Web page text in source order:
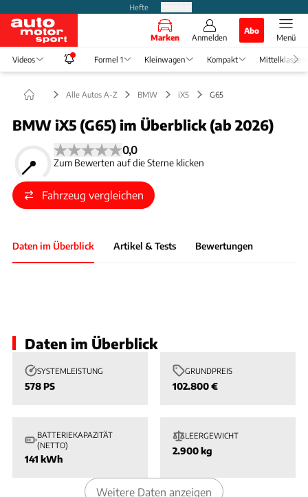
Hefte
Marken Anmelden
Abo
Menü
Videos Formel 1 Kleinwagen Kompakt Mittelklasse
Alle Autos A-Z BMW iX5 G65
BMW iX5 (G65) im Überblick (ab 2026)
0,0
Zum Bewerten auf die Sterne klicken
Fahrzeug vergleichen
Daten im Überblick Artikel & Tests Bewertungen
Daten im Überblick
SYSTEMLEISTUNG
578 PS
GRUNDPREIS
102.800 €
BATTERIEKAPAZITÄT
(NETTO)
141 kWh
LEERGEWICHT
2.900 kg
Weitere Daten anzeigen